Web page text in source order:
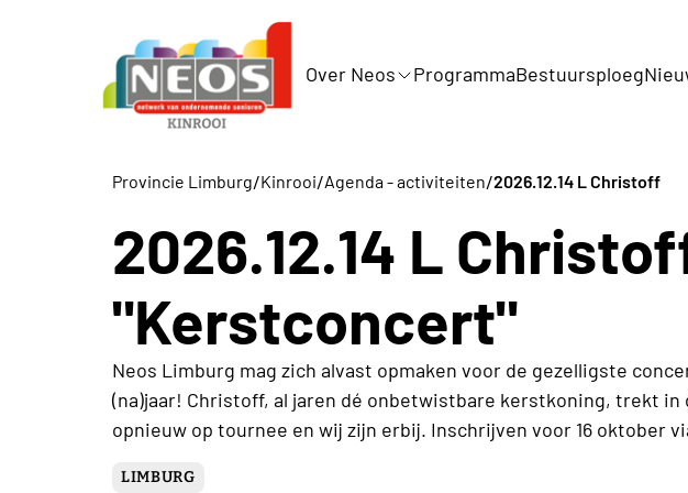
Over Neos ProgrammaBestuursploeg
Provincie Limburg/Kinrooi/Agenda - activiteiten/2026.12.14 L Christoff
2026.12.14 L
"Kerstconcert"
Neos Limburg mag zich alvast opmaken voor de gezelligste
(na)jaar! Christoff, al jaren dé onbetwistbare kerstkoning, trekt in
opnieuw op tournee en wij zijn erbij. Inschrijven voor 16 oktober
LIMBURG